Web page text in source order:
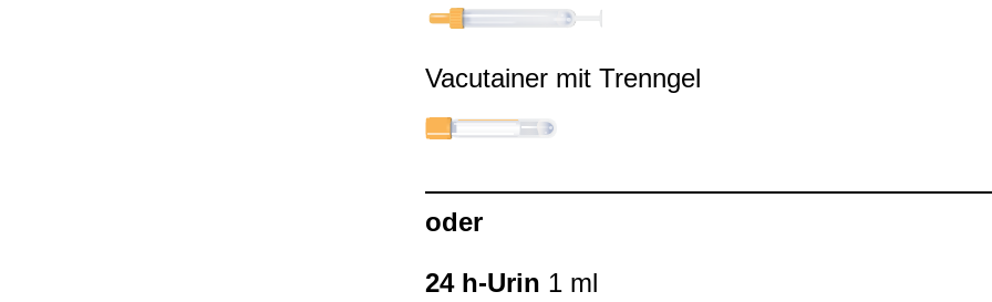
Vacu­tai­ner mit Trenn­gel
oder
24 h-​Urin 1 ml